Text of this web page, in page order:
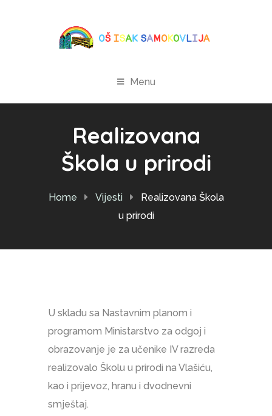
Menu
Realizovana
Škola u prirodi
Home Vijesti
Realizovana Škola
u prirodi
U skladu sa Nastavnim planom i
programom Ministarstvo za odgoj i
obrazovanje je za učenike IV razreda
realizovalo Školu u prirodi na Vlašiću,
kao i prijevoz, hranu i dvodnevni
smještaj.